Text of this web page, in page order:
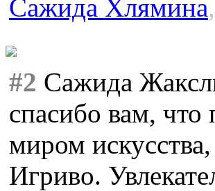
Сажида Хлямина
#2 Сажида
спасибо вам,
миром
Игриво.